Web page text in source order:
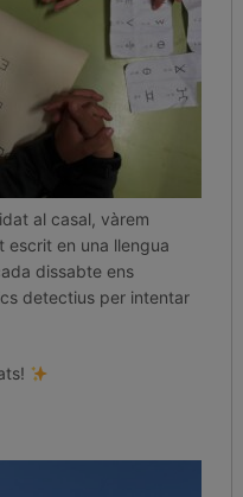
al casal, vàrem
escrit en una llengua
dissabte ens
detectius per intentar